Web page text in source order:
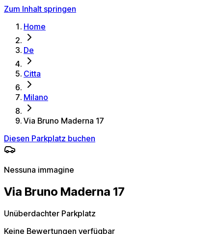
Zum Inhalt springen
Home
De
Citta
Milano
Via Bruno Maderna 17
Diesen Parkplatz buchen
Nessuna immagine
Via Bruno Maderna 17
Unüberdachter Parkplatz
Keine Bewertungen verfügbar